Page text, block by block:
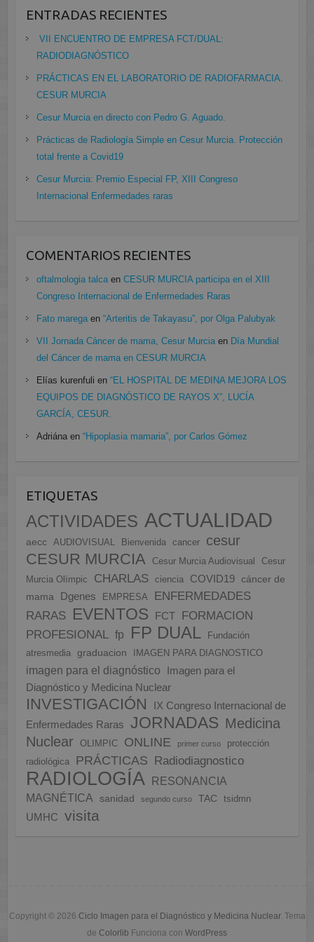
ENTRADAS RECIENTES
VII ENCUENTRO DE EMPRESA FCT/DUAL:
RADIODIAGNÓSTICO
PRÁCTICAS EN EL LABORATORIO DE RADIOFARMACIA.
CESUR MURCIA
Cesur Murcia en directo con Pedro G. Aguado.
Prácticas de Radiología Simple en Cesur Murcia. Protección
total frente a Covid19
Cesur Murcia: Premio Especial FP, XIII Congreso
Internacional Enfermedades raras
COMENTARIOS RECIENTES
oftalmologia talcaen CESUR MURCIA participa en el XIII
Congreso Internacional de Enfermedades Raras
Fato maregaen “Arteritis de Takayasu”, por Olga Palubyak
VII Jornada Cáncer de mama, Cesur Murciaen Día Mundial
del Cáncer de mama en CESUR MURCIA
Elías kurenfuli en “EL HOSPITAL DE MEDINA MEJORA LOS
EQUIPOS DE DIAGNÓSTICO DE RAYOS X”, LUCÍA
GARCÍA, CESUR.
Adriánaen “Hipoplasia mamaria”, por Carlos Gómez
ETIQUETAS
ACTIVIDADES ACTUALIDAD
aecc AUDIOVISUAL Bienvenida cancer cesur
CESUR MURCIA Cesur Murcia Audiovisual
Cesur
Murcia Olímpic
CHARLAS ciencia COVID19
cáncer de
mama
Dgenes EMPRESA
ENFERMEDADES
RARAS EVENTOS FCT
FORMACION
PROFESIONAL
fp FP DUAL
Fundación
atresmedia
graduacion IMAGEN PARA DIAGNOSTICO
imagen para el diagnóstico
Imagen para el
Diagnóstico y Medicina Nuclear
INVESTIGACIÓN
IX Congreso Internacional de
Enfermedades Raras
JORNADAS Medicina
Nuclear
OLIMPIC ONLINE primer curso
protección
radiológica
PRÁCTICAS Radiodiagnostico
RADIOLOGÍA
RESONANCIA
MAGNÉTICA
sanidad segundo curso TAC tsidmn
UMHC visita
Copyright © 2026 Ciclo Imagen para el Diagnóstico y Medicina Nuclear. Tema
de Colorlib Funciona con WordPress